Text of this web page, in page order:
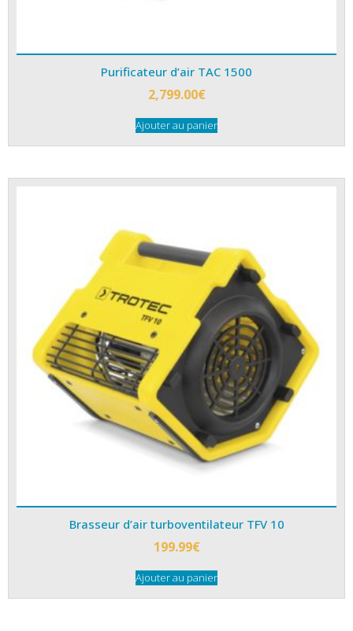
Purificateur d’air TAC 1500
2,799.00€
Ajouter au panier
Brasseur d’air turboventilateur TFV 10
199.99€
Ajouter au panier